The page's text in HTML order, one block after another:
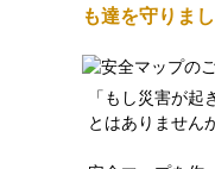
も達を守りまし
「もし災害が起
とはありません